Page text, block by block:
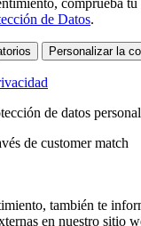
de Datos.
Personalizar la
de datos
de customer match
también te
en nuestro sitio